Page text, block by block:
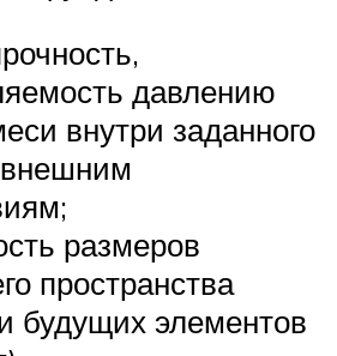
давлению
внутри заданного
размеров
пространства
будущих элементов